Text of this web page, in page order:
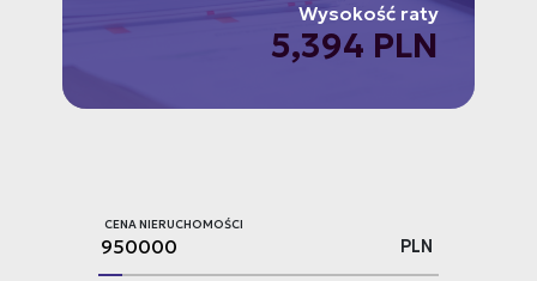
Wysokość raty
5,394 PLN
CENA NIERUCHOMOŚCI
PLN